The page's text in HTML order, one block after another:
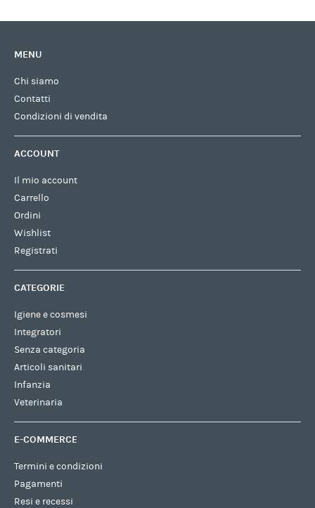
MENU
Chi siamo
Contatti
Condizioni di vendita
ACCOUNT
Il mio account
Carrello
Ordini
Wishlist
Registrati
CATEGORIE
Igiene e cosmesi
Integratori
Senza categoria
Articoli sanitari
Infanzia
Veterinaria
E-COMMERCE
Termini e condizioni
Pagamenti
Resi e recessi